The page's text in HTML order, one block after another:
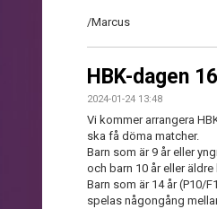
/Marcus
HBK-dagen
2024-01-24 13:48
Vi kommer arrangera
ska få döma matcher.
Barn som är 9 år eller
och barn 10 år eller
Barn som är 14 år (P10/
spelas någongång